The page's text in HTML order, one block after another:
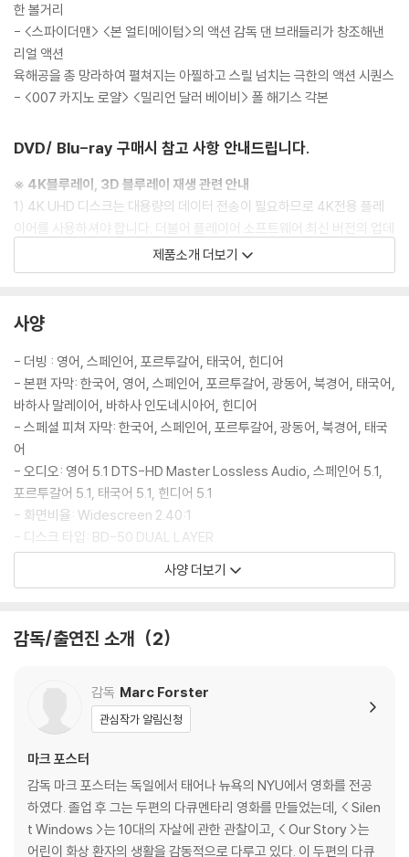
한 볼거리
- <스파이더맨> <본 얼티메이텀>의 액션 감독 댄 브래들리가 창조해낸
리얼 액션
육해공을 총 망라하여 펼쳐지는 아찔하고 스릴 넘치는 극한의 액션 시퀀스
- <007 카지노 로얄> <밀리언 달러 베이비> 폴 해기스 각본
DVD/ Blu-ray 구매시 참고 사항 안내드립니다.
※ 4K블루레이, 3D 블루레이 재생 관련 안내
1) 4K UHD 디스크는 대용량의 데이터 전송이 필요하므로 4K전용 플레
이어를 사용하셔야 합니다. 더불어 플레이어 소프트웨어 최신 버전의 업데
이트, 대용량 케이블 사용이 필수입니다.
2) 3D 블루레이는 전용 플레이어와 3D 지원 TV를 통해서만 재생 가능합
※ 아웃케이스/구성품/포장 상태
1) 제작/배송 과정에서 경미한 아웃케이스 주름, 모서리 눌림 및 갈라짐이
발생할 수 있습니다. 반품을 원하실 경우 미개봉 상태로 문의 부탁드립니
다.
2) 스틸북 케이스 제작 과정에서 기포 혹은 경미한 인쇄 오류가 발생할 수
있습니다.
3) 렌티큘러 스틸북의 경우, 보호필름이 붙어 판매되기도 합니다. 보호필
름 손상에 의한 교환/반품은 불가합니다.
4) 본품 보호를 위해 노란색의 카톤 박스로 재포장한 경우, 카톤박스 손상
에 의한 교환/반품은 불가합니다.
5) 아웃케이스/구성품/포장 상태 불량에 의한 교환/반품 신청시 불량 확
인을 위해 개봉 시의 동영상을 요청할 수 있으며, 동영상이 없는 경우 교
※ 디스크 재생 불량
가하니 최신 소프트웨어로 업데이트된 DVD/BD 전용 기기에서 재생하실
것을 권유해 드립니다.
2) 정전기와 먼지로 인해 재생이 원활하지 않은 경우가 있습니다. 디스크
를 마른 천으로 닦으시거나, DVD 클리너 등 전용 제품을 이용하면 대부분
해결됩니다.
3) 일부 PC 연결형 ODD의 경우 호환 상의 문제로 정상적인 디스크도 재
생이 불가능한 경우가 있습니다. 독립형 전용 플레이어 사용을 권장드리
며, ODD 사용으로 인한 재생 불량의 경우 교환 시에도 동일한 오류가 발
제품소개 더보기
사양
- 더빙 : 영어, 스페인어, 포르투갈어, 태국어, 힌디어
- 본편 자막: 한국어, 영어, 스페인어, 포르투갈어, 광동어, 북경어, 태국어,
바하사 말레이어, 바하사 인도네시아어, 힌디어
- 스페셜 피쳐 자막: 한국어, 스페인어, 포르투갈어, 광동어, 북경어, 태국
어
- 오디오: 영어 5.1 DTS-HD Master Lossless Audio, 스페인어 5.1,
포르투갈어 5.1, 태국어 5.1, 힌디어 5.1
- 화면비율: Widescreen 2.40:1
- 디스크 타입: BD-50 DUAL LAYER
- 남미와 유럽을 넘나드는 광범위한 해외 촬영지를 소개하는 미니 다큐멘
o Start of Shooting: 촬영 개시
- <007 퀀텀 오브 솔러스> 촬영 첫날의 현장 스케치
o On Location: 로케이션 촬영
- 멕시코의 항공 촬영지, 파나마의 촬영지 소개
o Olga Kurylenko and the Boat Chase: 올가 쿠릴렌코의 액션씬과
보트 추격전
- 22대 본드걸 올가 쿠릴렌코의 첫 번째 액션 장면 소개
o Director Marc Forster: 마크 포스터 감독
사양 더보기
감독/출연진 소개 2
감독 Marc Forster
관심작가 알림신청
마크 포스터
감독 마크 포스터는 독일에서 태어나 뉴욕의 NYU에서 영화를 전공
하였다. 졸업 후 그는 두편의 다큐멘타리 영화를 만들었는데, < Silen
t Windows >는 10대의 자살에 관한 관찰이고, < Our Story >는
어린이 화상 환자의 생활을 감동적으로 다루고 있다. 이 두편의 다큐